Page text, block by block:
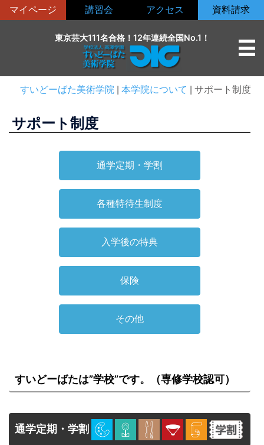
ン
マイページ 講習会 アクセス 資料請求
東京芸大111名合格！12年連続全国No.1！
すいどーばた美術学院 本学院について サポート制度
サポート制度
通学定期・学割
各種特待生制度
入学後の特典
保険
その他
すいどーばたは”学校”です。（専修学校認可）
通学定期・学割